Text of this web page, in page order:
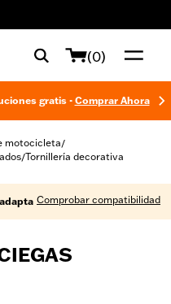
(0)
gratis - Comprar Ahora
motocicleta/
/Tornillería decorativa
Comprobar compatibilidad